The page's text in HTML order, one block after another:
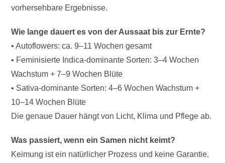
vorhersehbare Ergebnisse.
Wie lange dauert es von der Aussaat bis zur Ernte?
• Autoflowers: ca. 9–11 Wochen gesamt
• Feminisierte Indica-dominante Sorten: 3–4 Wochen
Wachstum + 7–9 Wochen Blüte
• Sativa-dominante Sorten: 4–6 Wochen Wachstum +
10–14 Wochen Blüte
Die genaue Dauer hängt von Licht, Klima und Pflege ab.
Was passiert, wenn ein Samen nicht keimt?
Keimung ist ein natürlicher Prozess und keine Garantie.